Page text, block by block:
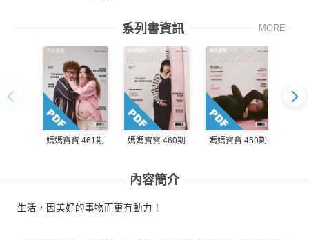
系列書資訊 MORE
媽媽寶寶 461期 媽媽寶寶 460期 媽媽寶寶 459期
內容簡介
生活，因美好的事物而更有動力！